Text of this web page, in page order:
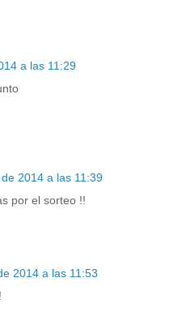
a las 11:29
2014 a las 11:39
por el sorteo !!
2014 a las 11:53